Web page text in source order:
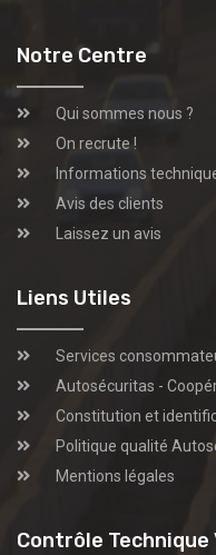
Notre Centre
Qui sommes nous ?
On recrute !
Informations
Avis des clients
Laissez un avis
Liens Utiles
Services
Autosécuritas -
Constitution et
Politique qualité
Mentions légales
Contrôle Technique